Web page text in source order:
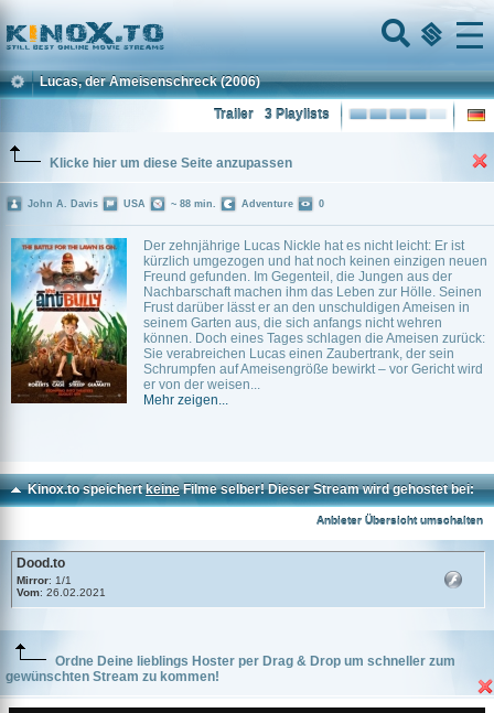
Home
Menu
Lucas, der Ameisenschreck (2006)
3 Playlists
Trailer
Klicke hier um diese Seite anzupassen
Der zehnjährige Lucas Nickle hat es nicht leicht: Er ist
kürzlich umgezogen und hat noch keinen einzigen neuen
Freund gefunden. Im Gegenteil, die Jungen aus der
Nachbarschaft machen ihm das Leben zur Hölle. Seinen
Frust darüber lässt er an den unschuldigen Ameisen in
seinem Garten aus, die sich anfangs nicht wehren
können. Doch eines Tages schlagen die Ameisen zurück:
Sie verabreichen Lucas einen Zaubertrank, der sein
Schrumpfen auf Ameisengröße bewirkt – vor Gericht wird
er von der weisen...
Mehr zeigen...
John A. Davis USA ~ 88 min. Adventure 0
Kinox.to speichertkeineFilme selber! Dieser Stream wird gehostet bei:
Anbieter Übersicht umschalten
Dood.to
Mirror: 1/1
Vom: 26.02.2021
Ordne Deine lieblings Hoster per Drag & Drop um schneller zum
gewünschten Stream zu kommen!